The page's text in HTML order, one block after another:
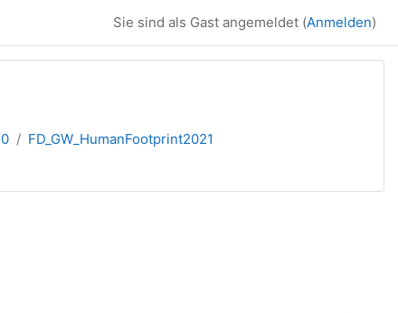
Sie sind als Gast angemeldet (Anmelden)
FD_GW_HumanFootprint2021